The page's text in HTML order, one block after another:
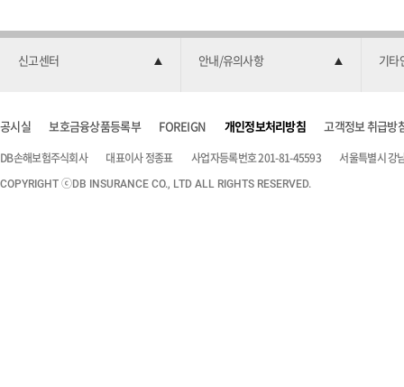
신고센터 안내/유의사항 기타
공시실 보호금융상품등록부 FOREIGN 개인정보처리방침 고객정보 취급방
DB손해보험주식회사 대표이사 정종표 사업자등록번호 201-81-45593 서울특별시 강
COPYRIGHT ⓒDB INSURANCE CO., LTD ALL RIGHTS RESERVED.